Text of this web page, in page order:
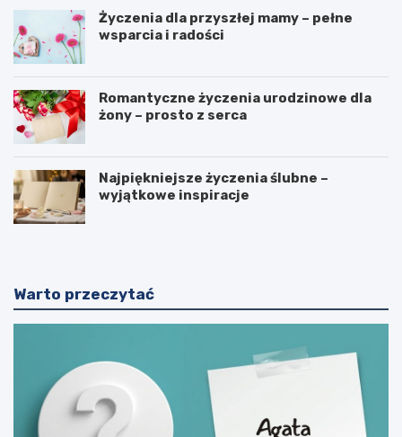
Życzenia dla przyszłej mamy – pełne
wsparcia i radości
Romantyczne życzenia urodzinowe dla
żony – prosto z serca
Najpiękniejsze życzenia ślubne –
wyjątkowe inspiracje
Warto przeczytać